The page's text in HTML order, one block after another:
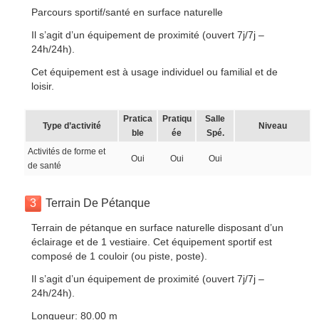
Parcours sportif/santé en surface naturelle
Il s’agit d’un équipement de proximité (ouvert 7j/7j –
24h/24h).
Cet équipement est à usage individuel ou familial et de
loisir.
Type d’activité
Pratica
ble
Pratiqu
ée
Salle
Spé.
Niveau
Activités de forme et
de santé
Oui Oui Oui
3 Terrain De Pétanque
Terrain de pétanque en surface naturelle disposant d’un
éclairage et de 1 vestiaire. Cet équipement sportif est
composé de 1 couloir (ou piste, poste).
Il s’agit d’un équipement de proximité (ouvert 7j/7j –
24h/24h).
Longueur: 80.00 m